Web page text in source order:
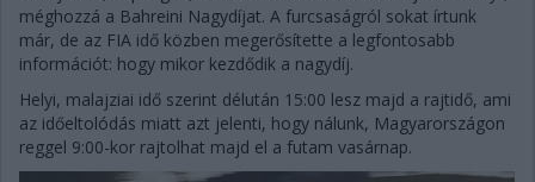
méghozzá a Bahreini Nagydíjat. A furcsaságról sokat írtunk
már, de az FIA idő közben megerősítette a legfontosabb
információt: hogy mikor kezdődik a nagydíj.
Helyi, malajziai idő szerint délután 15:00 lesz majd a rajtidő, ami
az időeltolódás miatt azt jelenti, hogy nálunk, Magyarországon
reggel 9:00-kor rajtolhat majd el a futam vasárnap.